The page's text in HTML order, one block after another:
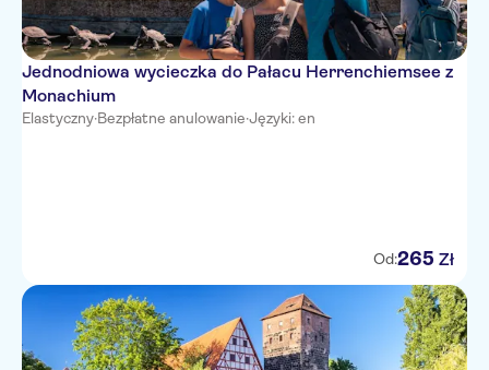
Jednodniowa wycieczka do Pałacu Herrenchiemsee z
Monachium
Elastyczny·Bezpłatne anulowanie·Języki: en
Od:265 Zł